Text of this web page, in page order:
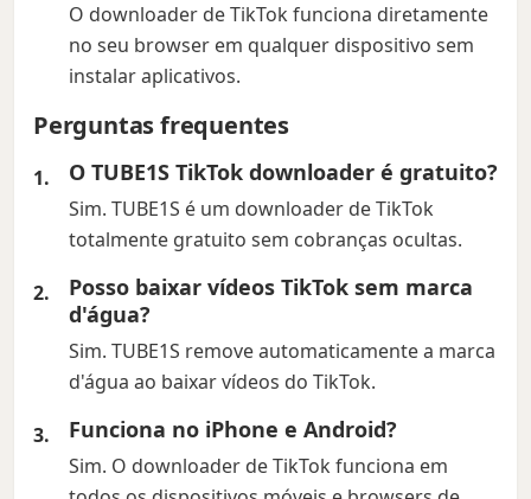
O downloader de TikTok funciona diretamente
no seu browser em qualquer dispositivo sem
instalar aplicativos.
Perguntas frequentes
O TUBE1S TikTok downloader é gratuito?
Sim. TUBE1S é um downloader de TikTok
totalmente gratuito sem cobranças ocultas.
Posso baixar vídeos TikTok sem marca
d'água?
Sim. TUBE1S remove automaticamente a marca
d'água ao baixar vídeos do TikTok.
Funciona no iPhone e Android?
Sim. O downloader de TikTok funciona em